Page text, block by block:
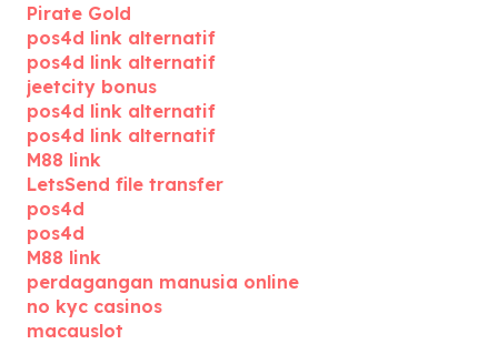
Pirate Gold
pos4d link alternatif
pos4d link alternatif
jeetcity bonus
pos4d link alternatif
pos4d link alternatif
M88 link
LetsSend file transfer
pos4d
pos4d
M88 link
perdagangan manusia online
no kyc casinos
macauslot